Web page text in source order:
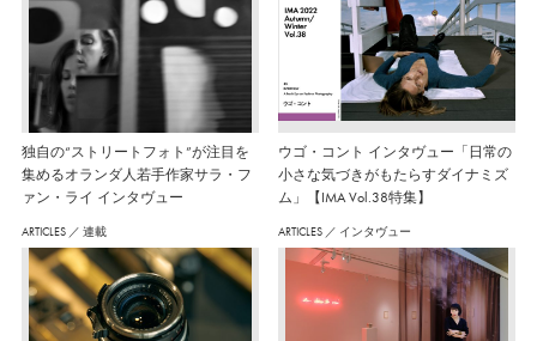
独自の“ストリートフォト”が注目を
集めるオランダ人若手作家サラ・フ
ァン・ライ インタヴュー
ウゴ・コント インタヴュー「日常の
小さな気づきがもたらすダイナミズ
ム」【IMA Vol.38特集】
ARTICLES ／ 連載 ARTICLES ／ インタヴュー